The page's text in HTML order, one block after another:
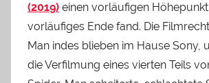
(2019) einen vorläufigen
vorläufiges Ende fand. Die
Man indes blieben im Hause Sony,
die Verfilmung eines vierten Teils